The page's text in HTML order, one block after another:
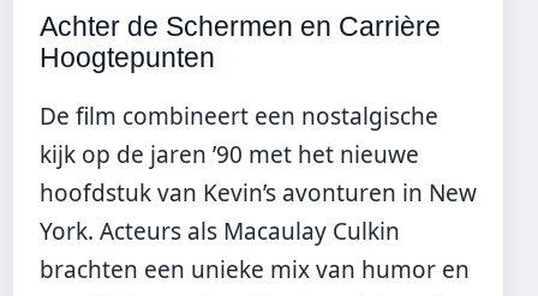
Achter de Schermen en Carrière
Hoogtepunten
De film combineert een nostalgische
kijk op de jaren ’90 met het nieuwe
hoofdstuk van Kevin’s avonturen in New
York. Acteurs als Macaulay Culkin
brachten een unieke mix van humor en